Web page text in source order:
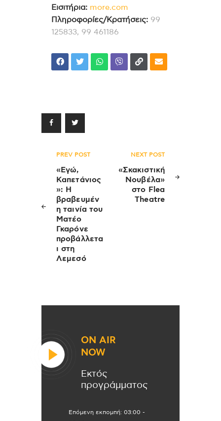
Εισιτήρια: more.com
Πληροφορίες/Κρατήσεις: 99
125833, 99 461186
Πλοήγηση
άρθρων
PREV POST
«Εγώ,
Καπετάνιος
»: Η
βραβευμέν
η ταινία του
Ματέο
Γκαρόνε
προβάλλετα
ι στη
Λεμεσό
NEXT POST
«Σκακιστική
Νουβέλα»
στο Flea
Theatre
ON AIR
NOW
Εκτός
προγράμματος
Επόμενη εκπομπή: 03:00 -